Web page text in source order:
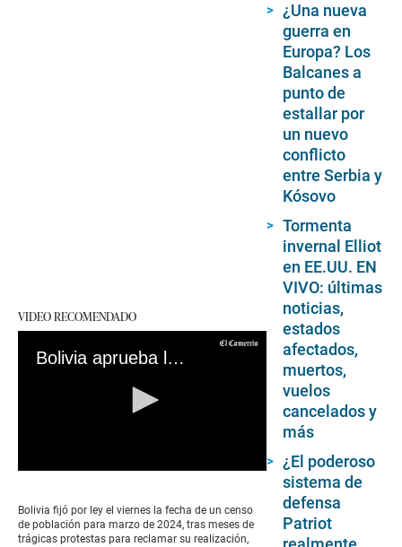
VIDEO RECOMENDADO
Bolivia aprueba ley de censo tras meses de trágicas protestas
of
0
seconds
Bolivia fijó por ley el viernes la fecha de un censo
de población para marzo de 2024, tras meses de
trágicas protestas para reclamar su realización,
¿Una nueva
guerra en
Europa? Los
Balcanes a
punto de
estallar por
un nuevo
conflicto
entre Serbia y
Kósovo
Tormenta
invernal Elliot
en EE.UU. EN
VIVO: últimas
noticias,
estados
afectados,
muertos,
vuelos
cancelados y
más
¿El poderoso
sistema de
defensa
Patriot